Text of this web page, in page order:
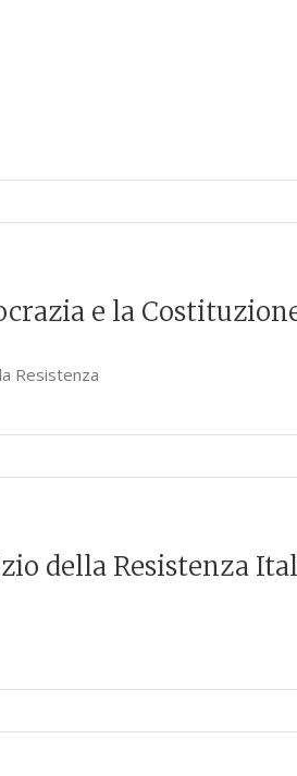
e la
Resistenza
della Resistenza